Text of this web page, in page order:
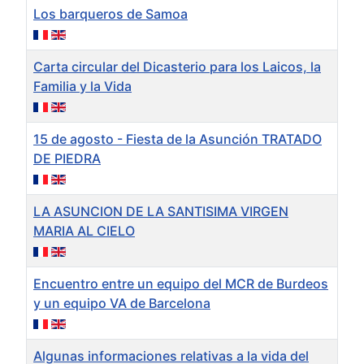
Los barqueros de Samoa
Carta circular del Dicasterio para los Laicos, la
Familia y la Vida
15 de agosto - Fiesta de la Asunción TRATADO
DE PIEDRA
LA ASUNCION DE LA SANTISIMA VIRGEN
MARIA AL CIELO
Encuentro entre un equipo del MCR de Burdeos
y un equipo VA de Barcelona
Algunas informaciones relativas a la vida del